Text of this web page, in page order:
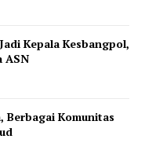
Kepala Kesbangpol,
ASN
Berbagai Komunitas